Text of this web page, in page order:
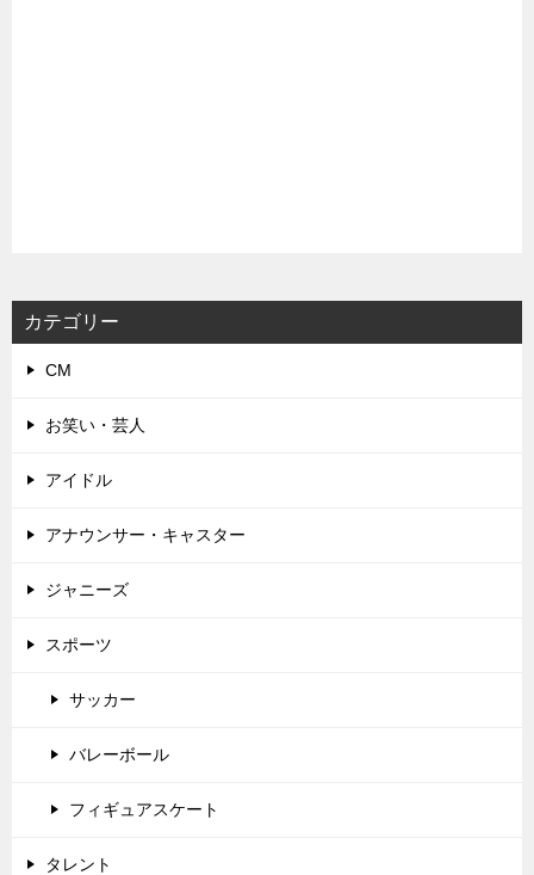
カテゴリー
CM
お笑い・芸人
アイドル
アナウンサー・キャスター
ジャニーズ
スポーツ
サッカー
バレーボール
フィギュアスケート
タレント